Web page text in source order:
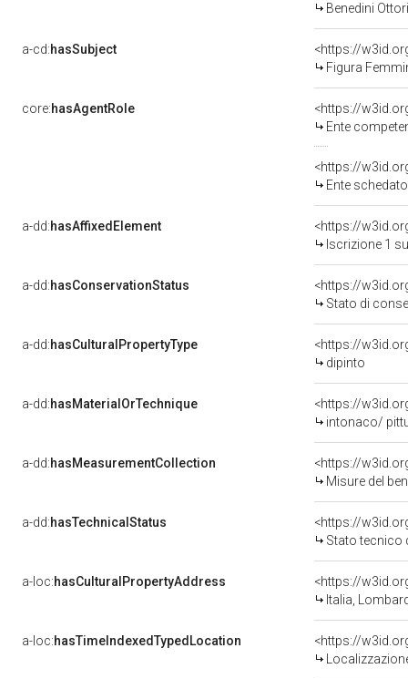
Benedini
a-cd:hasSubject
<https://
Figura
core:hasAgentRole
<https://
Ente competente per
<https://
Ente schedatore del
a-dd:hasAffixedElement
<https://
Iscrizione 1
a-dd:hasConservationStatus
<https://
Stato di
a-dd:hasCulturalPropertyType
<https://
dipinto
a-dd:hasMaterialOrTechnique
<https://
intonaco/
a-dd:hasMeasurementCollection
<https://
Misure del
a-dd:hasTechnicalStatus
<https://
Stato tecnico
a-loc:hasCulturalPropertyAddress
<https://
Italia,
a-loc:hasTimeIndexedTypedLocation
<https://